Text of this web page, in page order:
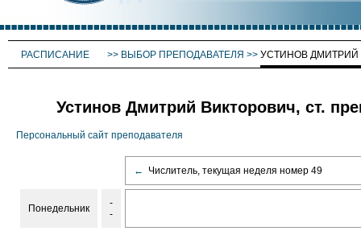
РАСПИСАНИЕ >> ВЫБОР ПРЕПОДАВАТЕЛЯ >> УСТИНОВ ДМИТРИЙ
Устинов Дмитрий Викторович, ст.
Персональный сайт преподавателя
← Числитель, текущая неделя номер 49
Понедельник
-
-